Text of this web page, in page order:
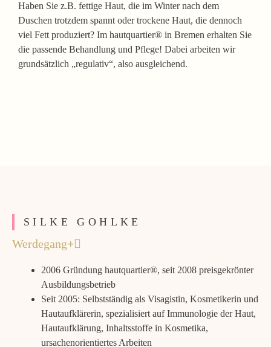
Haben Sie z.B. fettige Haut, die im Winter nach dem
Duschen trotzdem spannt oder trockene Haut, die dennoch
viel Fett produziert? Im hautquartier® in Bremen erhalten Sie
die passende Behandlung und Pflege! Dabei arbeiten wir
grundsätzlich „regulativ“, also ausgleichend.
SILKE GOHLKE
Werdegang
2006 Gründung hautquartier®, seit 2008 preisgekrönter
Ausbildungsbetrieb
Seit 2005: Selbstständig als Visagistin, Kosmetikerin und
Hautaufklärerin, spezialisiert auf Immunologie der Haut,
Hautaufklärung, Inhaltsstoffe in Kosmetika,
ursachenorientiertes Arbeiten